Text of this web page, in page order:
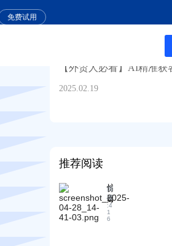
免费试用
2025.02.19
推荐阅读
惊
爆
！
A
阅
读
:4
1
6